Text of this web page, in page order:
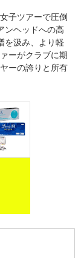
子ツアーで圧倒
ンヘッドへの高
を汲み、より軽
ーがクラブに期
ーの誇りと所有